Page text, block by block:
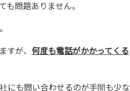
問題ありません。
。
すが、 何度も電話がかかってくる
にも問い合わせるのが手間も少な